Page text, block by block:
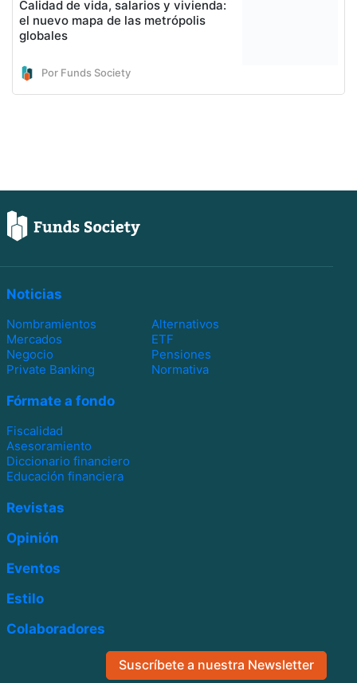
Calidad de vida, salarios y vivienda:
el nuevo mapa de las metrópolis
globales
Por Funds Society
Noticias
Nombramientos
Alternativos
Mercados
ETF
Negocio
Pensiones
Private Banking
Normativa
Fórmate a fondo
Fiscalidad
Asesoramiento
Diccionario financiero
Educación financiera
Revistas
Opinión
Eventos
Estilo
Colaboradores
Suscríbete a nuestra Newsletter